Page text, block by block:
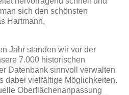
sich den schönsten
Hartmann,
Jahr standen wir vor der
7.000 historischen
Datenbank sinnvoll verwalten
dabei vielfältige Möglichkeiten.
Oberflächenanpassung